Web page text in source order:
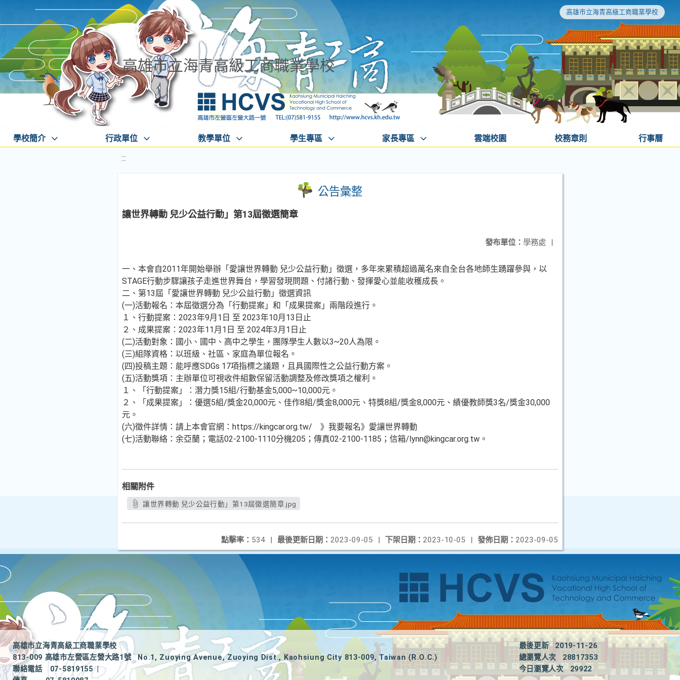
高雄市立海青高級工商職業學校
高雄市立海青高級工商職業學校
學校簡介 行政單位 教學單位 學生專區 家長專區 雲端校園 校務章則 行事曆
:::
公告彙整
讓世界轉動 兒少公益行動」第13屆徵選簡章
發布單位： 學務處 |
一、本會自2011年開始舉辦「愛讓世界轉動 兒少公益行動」徵選，多年來累積超過萬名來自全台各地師生踴躍參與，以
STAGE行動步驟讓孩子走進世界舞台，學習發現問題、付諸行動、發揮愛心並能收穫成長。
二、第13屆「愛讓世界轉動 兒少公益行動」徵選資訊
(一)活動報名：本屆徵選分為「行動提案」和「成果提案」兩階段進行。
１、行動提案：2023年9月1日 至 2023年10月13日止
２、成果提案：2023年11月1日 至 2024年3月1日止
(二)活動對象：國小、國中、高中之學生，團隊學生人數以3~20人為限。
(三)組隊資格：以班級、社區、家庭為單位報名。
(四)投稿主題：能呼應SDGs 17項指標之議題，且具國際性之公益行動方案。
(五)活動獎項：主辦單位可視收件組數保留活動調整及修改獎項之權利。
１、「行動提案」：潛力獎15組/行動基金5,000~10,000元。
２、「成果提案」：優選5組/獎金20,000元、佳作8組/獎金8,000元、特獎8組/獎金8,000元、績優教師獎3名/獎金30,000
元。
(六)徵件詳情：請上本會官網：https://kingcar.org.tw/ 》我要報名》愛讓世界轉動
(七)活動聯絡：余亞蘭；電話02-2100-1110分機205；傳真02-2100-1185；信箱/lynn@kingcar.org.tw。
相關附件
讓世界轉動 兒少公益行動」第13屆徵選簡章.jpg
發佈日期： 2023-09-05
下架日期： 2023-10-05 |
最後更新日期： 2023-09-05 |
點擊率： 534 |
高雄市立海青高級工商職業學校
813-009 高雄市左營區左營大路1號
No.1, Zuoying Avenue, Zuoying Dist., Kaohsiung City 813-009, Taiwan (R.O.C.)
聯絡電話
07-5819155
|
最後更新
2019-11-26
總瀏覽人次
28817353
今日瀏覽人次
29922